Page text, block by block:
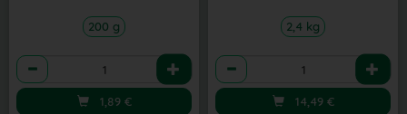
200 g
Anzahl
1,89 €
2,4 kg
Anzahl
14,49 €